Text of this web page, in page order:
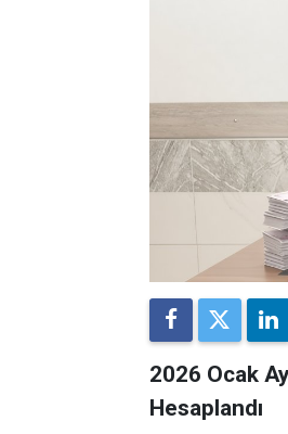
2026 Ocak
Hesaplandı